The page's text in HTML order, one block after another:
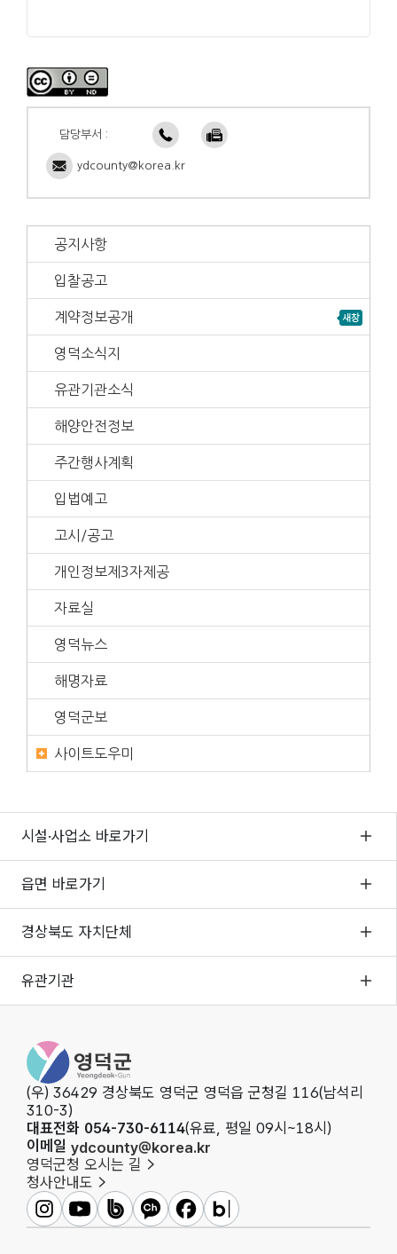
담당부서 :
ydcounty@korea.kr
공지사항
입찰공고
계약정보공개
영덕소식지
유관기관소식
해양안전정보
주간행사계획
입법예고
고시/공고
개인정보제3자제공
자료실
영덕뉴스
해명자료
영덕군보
사이트도우미
시설·사업소 바로가기
읍면 바로가기
경상북도 자치단체
유관기관
영덕군청
(우) 36429 경상북도 영덕군 영덕읍 군청길 116(남석리
310-3)
대표전화 054-730-6114(유료, 평일 09시~18시)
이메일 ydcounty@korea.kr
영덕군청 오시는 길
청사안내도
영덕군인스타그램
영덕군유튜브영덕군밴드영덕군카카오채널
영덕군페이스북
영덕군블로그